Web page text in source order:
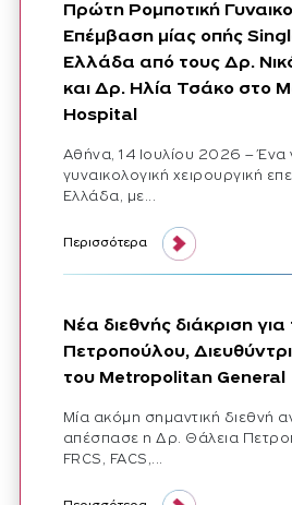
Πρώτη Ρομποτική
Επέμβαση μίας οπής
Ελλάδα από τους Δρ.
και Δρ. Ηλία Τσάκο στο
Hospital
Αθήνα, 14 Ιουλίου 2026 –
γυναικολογική χειρουργική
Ελλάδα, με...
πρώτη ρομποτική γυναικολογική
Περισσότερα
Νέα διεθνής διάκριση
Πετροπούλου,
του Metropolitan General
Μία ακόμη σημαντική διεθνή
απέσπασε η Δρ. Θάλεια
FRCS, FACS,...
νέα διεθνής διάκριση για τη δρ